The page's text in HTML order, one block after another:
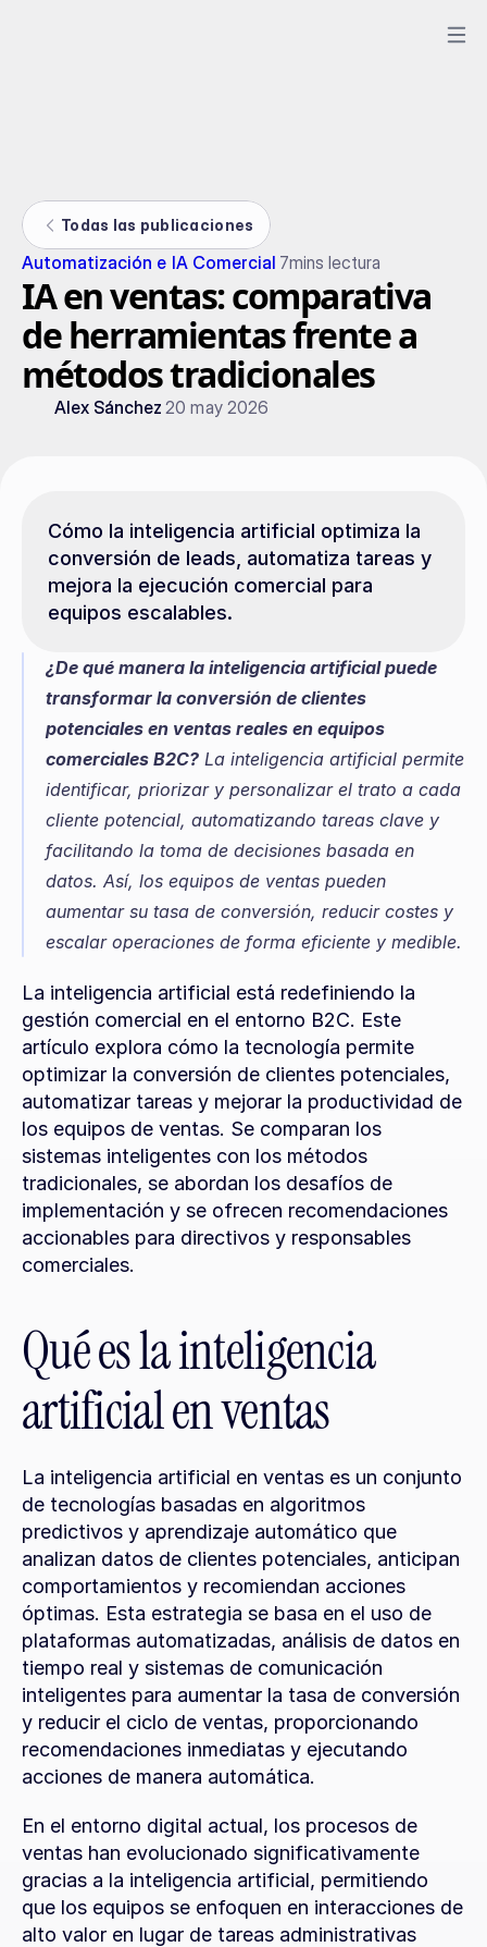
Todas las publicaciones
Automatización e IA Comercial 7mins lectura
IA en ventas: comparativa
de herramientas frente a
métodos tradicionales
Alex Sánchez 20 may 2026
Cómo la inteligencia artificial optimiza la
conversión de leads, automatiza tareas y
mejora la ejecución comercial para
equipos escalables.
¿De qué manera la inteligencia artificial puede
transformar la conversión de clientes
potenciales en ventas reales en equipos
comerciales B2C? La inteligencia artificial permite
identificar, priorizar y personalizar el trato a cada
cliente potencial, automatizando tareas clave y
facilitando la toma de decisiones basada en
datos. Así, los equipos de ventas pueden
aumentar su tasa de conversión, reducir costes y
escalar operaciones de forma eficiente y medible.
La inteligencia artificial está redefiniendo la
gestión comercial en el entorno B2C. Este
artículo explora cómo la tecnología permite
optimizar la conversión de clientes potenciales,
automatizar tareas y mejorar la productividad de
los equipos de ventas. Se comparan los
sistemas inteligentes con los métodos
tradicionales, se abordan los desafíos de
implementación y se ofrecen recomendaciones
accionables para directivos y responsables
comerciales.
Qué es la inteligencia
artificial en ventas
La inteligencia artificial en ventas es un conjunto
de tecnologías basadas en algoritmos
predictivos y aprendizaje automático que
analizan datos de clientes potenciales, anticipan
comportamientos y recomiendan acciones
óptimas. Esta estrategia se basa en el uso de
plataformas automatizadas, análisis de datos en
tiempo real y sistemas de comunicación
inteligentes para aumentar la tasa de conversión
y reducir el ciclo de ventas, proporcionando
recomendaciones inmediatas y ejecutando
acciones de manera automática.
En el entorno digital actual, los procesos de
ventas han evolucionado significativamente
gracias a la inteligencia artificial, permitiendo
que los equipos se enfoquen en interacciones de
alto valor en lugar de tareas administrativas